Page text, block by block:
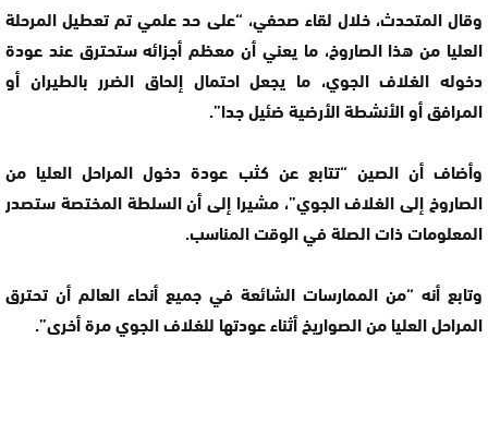
وقال المتحدث، خلال لقاء صحفي، “على حد علمي تم تعطيل المرحلة
العليا من هذا الصاروخ، ما يعني أن معظم أجزائه ستحترق عند عودة
دخوله الغلاف الجوي، ما يجعل احتمال إلحاق الضرر بالطيران أو
المرافق أو الأنشطة الأرضية ضئيل جدا”.
وأضاف أن الصين “تتابع عن كثب عودة دخول المراحل العليا من
الصاروخ إلى الغلاف الجوي”، مشيرا إلى أن السلطة المختصة ستصدر
المعلومات ذات الصلة في الوقت المناسب.
وتابع أنه “من الممارسات الشائعة في جميع أنحاء العالم أن تحترق
المراحل العليا من الصواريخ أثناء عودتها للغلاف الجوي مرة أخرى”.